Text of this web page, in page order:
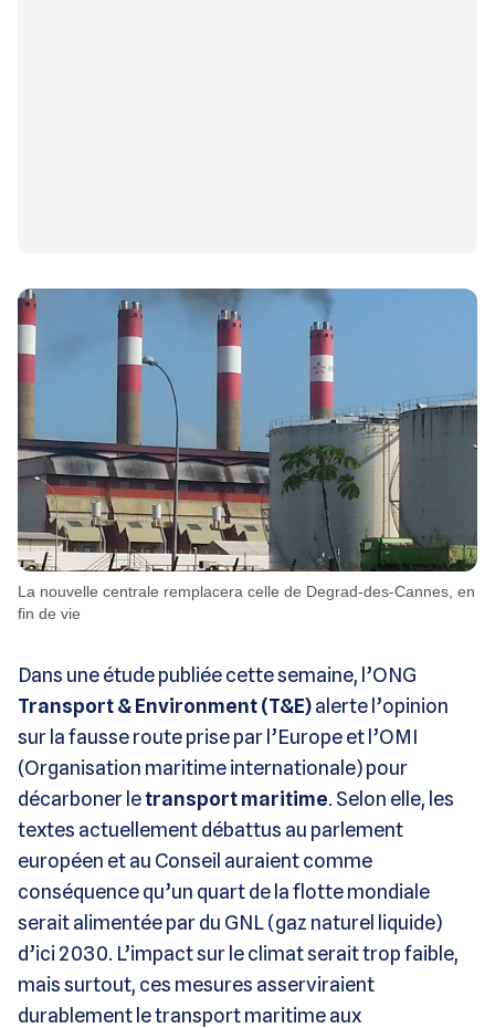
La nouvelle centrale remplacera celle de Degrad-des-Cannes, en
fin de vie
Dans une étude publiée cette semaine, l’ONG
Transport & Environment (T&E)alerte l’opinion
sur la fausse route prise par l’Europe et l’OMI
(Organisation maritime internationale) pour
décarboner letransport maritime. Selon elle, les
textes actuellement débattus au parlement
européen et au Conseil auraient comme
conséquence qu’un quart de la flotte mondiale
serait alimentée par du GNL (gaz naturel liquide)
d’ici 2030. L’impact sur le climat serait trop faible,
mais surtout, ces mesures asserviraient
durablement le transport maritime aux